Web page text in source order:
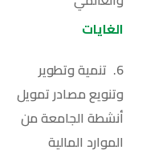
الغايات
6. تنمية وتطوير
وتنويع مصادر تمويل
أنشطة الجامعة من
الموارد المالية